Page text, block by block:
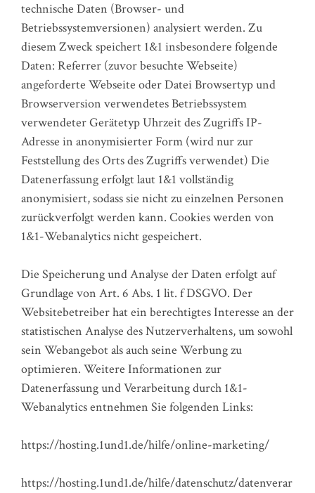
technische Daten (Browser- und
Betriebssystemversionen) analysiert werden. Zu
diesem Zweck speichert 1&1 insbesondere folgende
Daten: Referrer (zuvor besuchte Webseite)
angeforderte Webseite oder Datei Browsertyp und
Browserversion verwendetes Betriebssystem
verwendeter Gerätetyp Uhrzeit des Zugriffs IP-
Adresse in anonymisierter Form (wird nur zur
Feststellung des Orts des Zugriffs verwendet) Die
Datenerfassung erfolgt laut 1&1 vollständig
anonymisiert, sodass sie nicht zu einzelnen Personen
zurückverfolgt werden kann. Cookies werden von
1&1-Webanalytics nicht gespeichert.
Die Speicherung und Analyse der Daten erfolgt auf
Grundlage von Art. 6 Abs. 1 lit. f DSGVO. Der
Websitebetreiber hat ein berechtigtes Interesse an der
statistischen Analyse des Nutzerverhaltens, um sowohl
sein Webangebot als auch seine Werbung zu
optimieren. Weitere Informationen zur
Datenerfassung und Verarbeitung durch 1&1-
Webanalytics entnehmen Sie folgenden Links:
https://hosting.1und1.de/hilfe/online-marketing/
https://hosting.1und1.de/hilfe/datenschutz/datenverar